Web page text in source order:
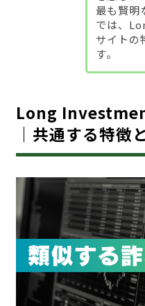
最も賢明
では、
サイトの
す。
Long
｜共通する特徴